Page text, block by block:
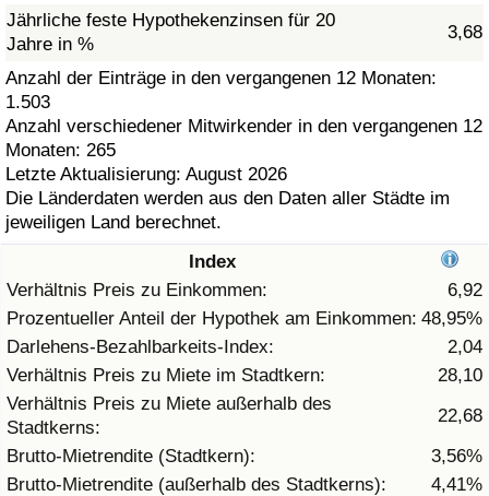
Jährliche feste Hypothekenzinsen für 20
Jahre in %
3,68
Anzahl der Einträge in den vergangenen 12 Monaten:
1.503
Anzahl verschiedener Mitwirkender in den vergangenen 12
Monaten: 265
Letzte Aktualisierung: August 2026
Die Länderdaten werden aus den Daten aller Städte im
jeweiligen Land berechnet.
Index
Verhältnis Preis zu Einkommen:
6,92
Prozentueller Anteil der Hypothek am Einkommen: 48,95%
Darlehens-Bezahlbarkeits-Index:
2,04
Verhältnis Preis zu Miete im Stadtkern:
28,10
Verhältnis Preis zu Miete außerhalb des
Stadtkerns:
22,68
Brutto-Mietrendite (Stadtkern):
3,56%
Brutto-Mietrendite (außerhalb des Stadtkerns):
4,41%
Gesundheitsversorgungs-Index
Gesundheitsversorgungs-Index nach Land
Umweltverschmutzung
Umweltverschmutzungs-Index (aktuell)
Verschmutzungsindex
Umweltverschmutzungs-Index nach Land
Verkehr
Verkehrs-Index
Verkehrs-Index (aktuell)